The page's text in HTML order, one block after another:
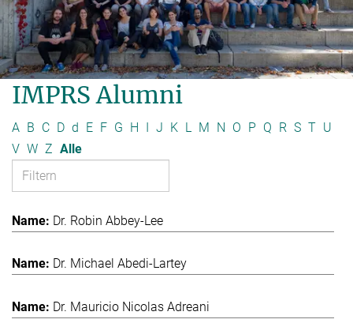
IMPRS Alumni
A B C D d E F G H J K L M N O P Q R S T U
V W Z Alle
Dr. Robin Abbey-Lee
Dr. Michael Abedi-Lartey
Dr. Mauricio Nicolas Adreani